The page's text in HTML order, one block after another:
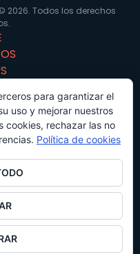
2026. Todos los derechos
para garantizar el
uso y mejorar nuestros
cookies, rechazar las no
Política de cookies